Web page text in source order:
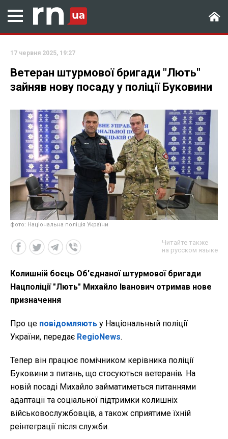
17 червня 2025, 19:27
Ветеран штурмової бригади "Лють"
зайняв нову посаду у поліції Буковини
фото: Національна поліція України
Читайте также
на русском языке
Колишній боєць Об'єднаної штурмової бригади
Нацполіції "Лють" Михайло Іванович отримав нове
призначення
Про це повідомляють у Національный поліції
України, передає RegioNews.
Тепер він працює помічником керівника поліції
Буковини з питань, що стосуються ветеранів. На
новій посаді Михайло займатиметься питаннями
адаптації та соціальної підтримки колишніх
військовослужбовців, а також сприятиме їхній
реінтеграції після служби.